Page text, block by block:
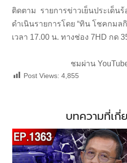
ติดตาม รายการข่าวเย็นประเด็นร้
ดำเนินรายการโดย “ทิน โชคกมล
เวลา 17.00 น. ทางช่อง 7HD กด
ชมผ่าน
Post Views: 4,855
บทความที่เกี่